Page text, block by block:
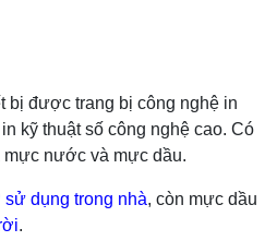
bị được trang bị công nghệ in
kỹ thuật số công nghệ cao. Có
nước và mực dầu.
sử dụng trong nhà, còn mực dầu
.